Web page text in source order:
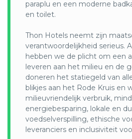
de enorme hoeveelheid
oceanen op een efficiënte en
paraplu en een moderne
en toilet.
Thon Hotels neemt zijn
verantwoordelijkheid serieus.
hebben we de plicht om een
leveren aan het milieu en de
doneren het statiegeld van
blikjes aan het Rode Kruis en
milieuvriendelijk verbruik,
energiebesparing, lokale en
voedselverspilling, ethische
leveranciers en inclusiviteit